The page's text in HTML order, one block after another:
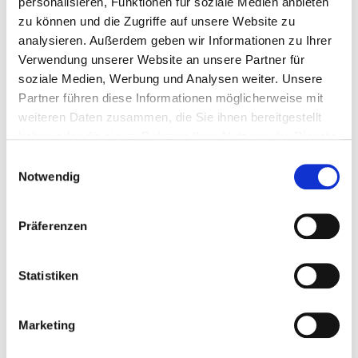
zu können und die Zugriffe auf unsere Website zu
analysieren. Außerdem geben wir Informationen zu Ihrer
Verwendung unserer Website an unsere Partner für
soziale Medien, Werbung und Analysen weiter. Unsere
Partner führen diese Informationen möglicherweise mit
weiteren Daten zusammen, die Sie ihnen bereitgestellt
Notwendig
Präferenzen
Statistiken
Marketing
Kopf, findest du in diesem BeitragTipps gegen den
Winterblues.